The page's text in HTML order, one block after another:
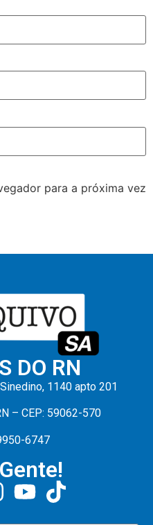
para a próxima vez
DO RN
1140 apto 201
– CEP: 59062-570
6747